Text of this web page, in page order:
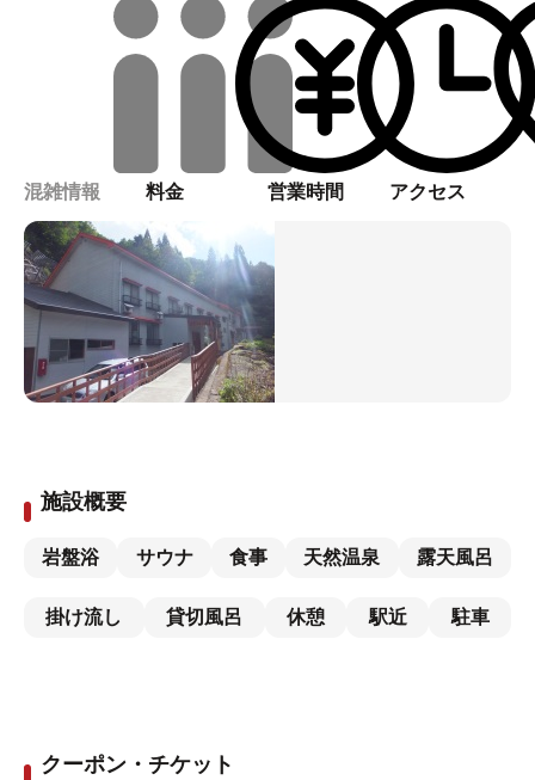
混雑情報 料金 営業時間 アクセス
施設概要
岩盤浴 サウナ 食事 天然温泉 露天風呂
掛け流し 貸切風呂 休憩 駅近 駐車
クーポン・チケット